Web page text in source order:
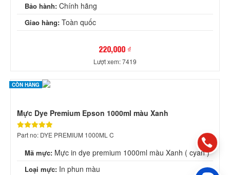
Bảo hành: Chính hãng
Giao hàng: Toàn quốc
220,000 ₫
Lượt xem: 7419
CÒN HÀNG
Mực Dye Premium Epson 1000ml màu Xanh
Part no: DYE PREMIUM 1000ML C
Mã mực: Mực in dye premium 1000ml màu Xanh ( cyan )
Loại mực: In phun màu